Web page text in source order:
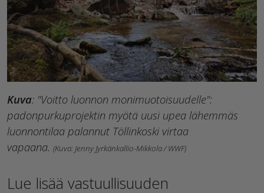
Kuva: "Voitto luonnon monimuotoisuudelle":
padonpurkuprojektin myötä uusi upea lähemmäs
luonnontilaa palannut Töllinkoski virtaa
vapaana. (Kuva: Jenny Jyrkänkallio-Mikkola / WWF)
Lue lisää vastuullisuuden